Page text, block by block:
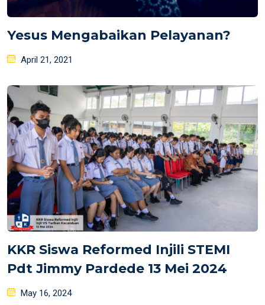
Yesus Mengabaikan Pelayanan?
Posted
April 21, 2021
KKR Siswa Reformed Injili STEMI
Pdt Jimmy Pardede 13 Mei 2024
Posted
May 16, 2024